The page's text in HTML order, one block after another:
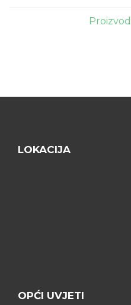
LOKACIJA
OPĆI UVJETI